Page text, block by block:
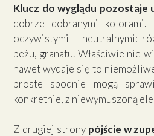
Klucz do wyglądu pozostaje
dobrze dobranymi kolorami.
oczywistymi – neutralnymi:
beżu, granatu. Właściwie nie
nawet wydaje się to
proste spodnie mogą
konkretnie, z niewymuszoną
Z drugiej strony pójście w